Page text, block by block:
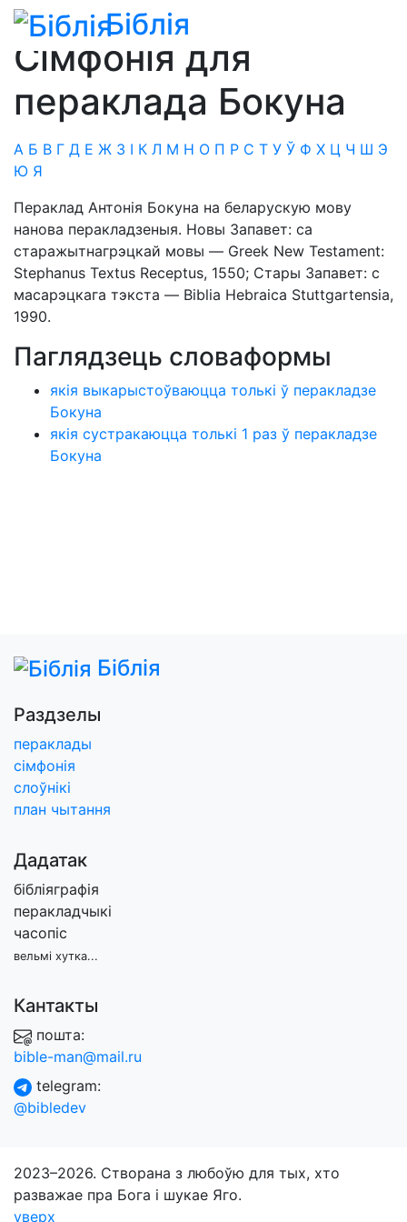
Біблія
Біблія» Сімфонія
Сімфонія для
пераклада Бокуна
А Б В Г Д Е Ж З І К Л М Н О П Р С Т У Ў Ф Х Ц Ч Ш Э
Ю Я
Пераклад Антонія Бокуна на беларускую мову
нанова перакладзеныя. Новы Запавет: са
старажытнагрэцкай мовы — Greek New Testament:
Stephanus Textus Receptus, 1550; Стары Запавет: с
масарэцкага тэкста — Biblia Hebraica Stuttgartensia,
1990.
Паглядзець словаформы
якія выкарыстоўваюцца толькі ў перакладзе
Бокуна
якія сустракаюцца толькі 1 раз ў перакладзе
Бокуна
Біблія
Раздзелы
пераклады
сімфонія
слоўнікі
план чытання
Дадатак
бібліяграфія
перакладчыкі
часопіс
вельмі хутка...
Кантакты
пошта:
bible-man@mail.ru
telegram:
@bibledev
2023–2026. Створана з любоўю для тых, хто
разважае пра Бога і шукае Яго.
уверх